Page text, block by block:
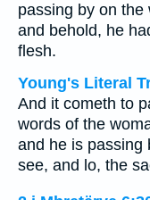
passing by on the
and behold, he
flesh.
Young's Literal
And it cometh to
words of the
and he is passing
see, and lo, the